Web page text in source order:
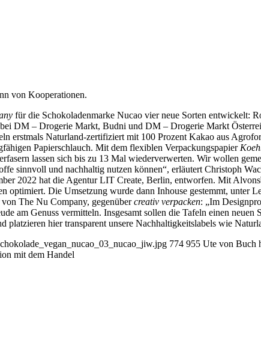
von Kooperationen.
für die Schokoladenmarke Nucao vier neue Sorten entwickelt:
DM – Drogerie Markt, Budni und DM – Drogerie Markt
erstmals Naturland-zertifiziert mit 100 Prozent Kakao aus
Papierschlauch. Mit dem flexiblen Verpackungspapier
lassen sich bis zu 13 Mal wiederverwerten. Wir wollen
sinnvoll und nachhaltig nutzen können“, erläutert Christoph
2022 hat die Agentur LIT Create, Berlin, entworfen. Mit
optimiert. Die Umsetzung wurde dann Inhouse gestemmt,
The Nu Company, gegenübercreativ verpacken: „Im
am Genuss vermitteln. Insgesamt sollen die Tafeln einen
platzieren hier transparent unsere Nachhaltigkeitslabels wie
774 955 Ute von Buch
mit dem Handel